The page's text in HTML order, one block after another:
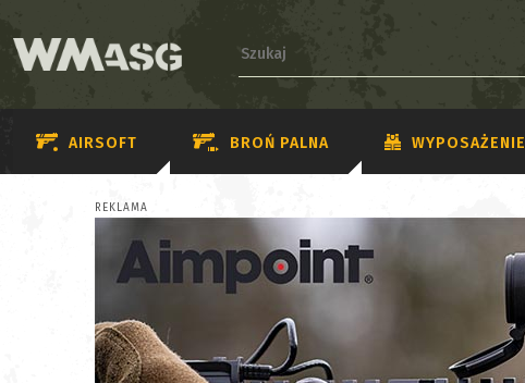
AIRSOFT BROŃ PALNA WYPOSAŻENIE
REKLAMA